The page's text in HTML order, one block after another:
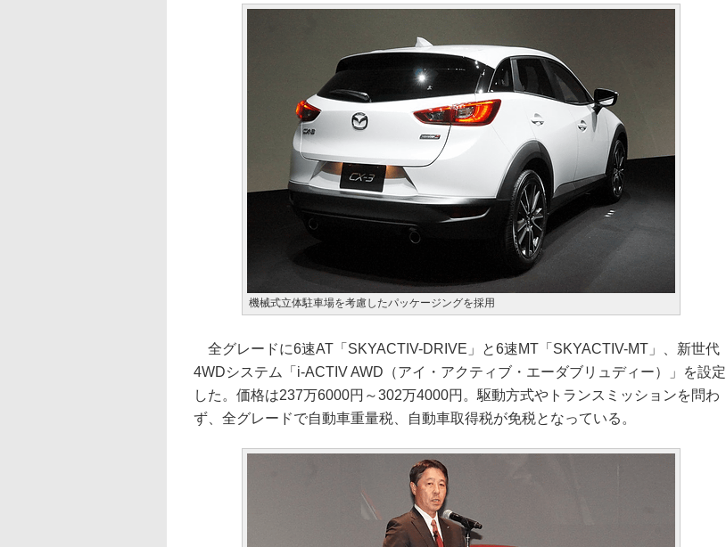
機械式立体駐車場を考慮したパッケージングを採用
全グレードに6速AT「SKYACTIV-DRIVE」と6速MT「SKYACTIV-MT」、新世代
4WDシステム「i-ACTIV AWD（アイ・アクティブ・エーダブリュディー）」を設定
した。価格は237万6000円～302万4000円。駆動方式やトランスミッションを問わ
ず、全グレードで自動車重量税、自動車取得税が免税となっている。